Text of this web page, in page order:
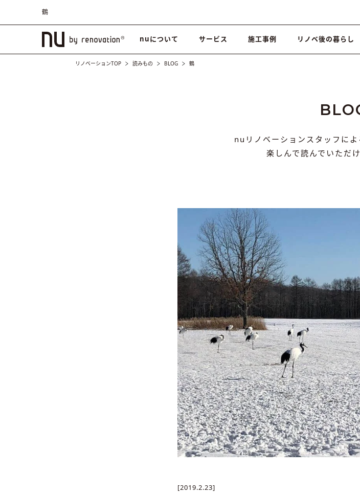
鶴
nuについて サービス 施工事例 リノベ後の暮らし
リノベーションTOP 読みもの BLOG 鶴
nuリノベーションスタッフによ
楽しんで読んでいただ
[2019.2.23]